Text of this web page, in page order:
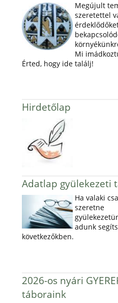
Megújult
szeretettel
Mi
Érted, hogy ide találj!
Hirdetőlap
Adatlap gyülekezeti
Ha valaki
szeretne
adunk
következőkben.
2026-os nyári
táboraink